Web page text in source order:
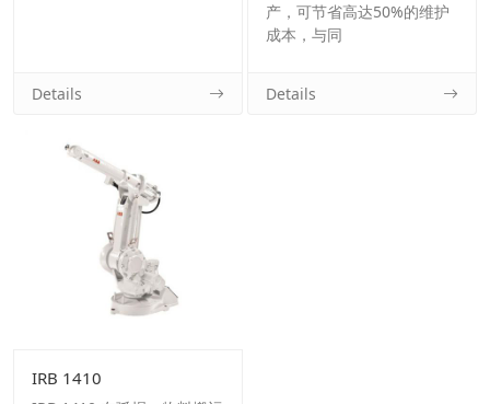
Details
产，可节省高达50%的维护
成本，与同
Details
IRB 1410